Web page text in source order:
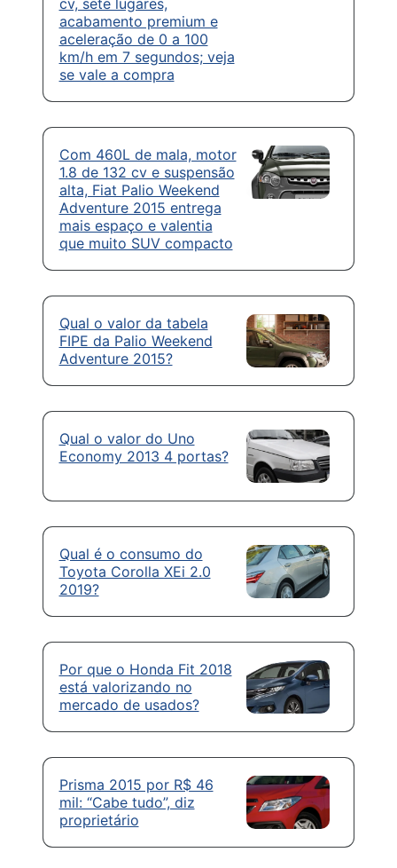
cv, sete lugares,
acabamento premium e
aceleração de 0 a 100
km/h em 7 segundos; veja
se vale a compra
Com 460L de mala, motor
1.8 de 132 cv e suspensão
alta, Fiat Palio Weekend
Adventure 2015 entrega
mais espaço e valentia
que muito SUV compacto
Qual o valor da tabela
FIPE da Palio Weekend
Adventure 2015?
Qual o valor do Uno
Economy 2013 4 portas?
Qual é o consumo do
Toyota Corolla XEi 2.0
2019?
Por que o Honda Fit 2018
está valorizando no
mercado de usados?
Prisma 2015 por R$ 46
mil: “Cabe tudo”, diz
proprietário